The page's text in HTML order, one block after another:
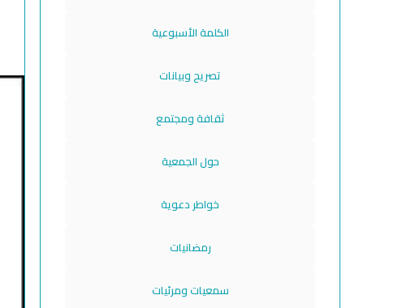
الكلمة الأسبوعية
تصريح وبيانات
ثقافة ومجتمع
حول الجمعية
خواطر دعوية
رمضانيات
سمعيات ومرئيات